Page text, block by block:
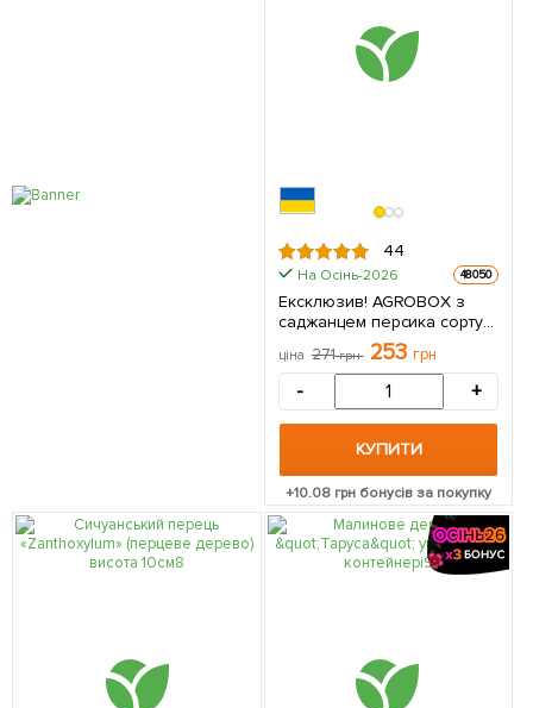
44
На Осінь-2026 48050
Ексклюзив! AGROBOX з
саджанцем персика сорту
солодкого, як мед 1
саджанець в упаковці
ціна 271грн 253 грн
- +
КУПИТИ
+10.08 грн бонусів за покупку